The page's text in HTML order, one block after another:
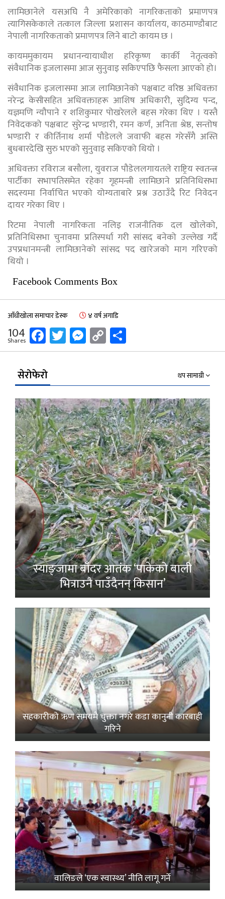
लामिछानेले यसअघि नै अमेरिकाको नागरिकताको प्रमाणपत्र
त्यागिसकेकाले तत्काल जिल्ला प्रशासन कार्यालय, काठमाण्डौबाट
नेपाली नागरिकताको प्रमाणपत्र लिने बाटो कायम छ ।
कायममुकायम प्रधानन्यायाधीश हरिकृष्ण कार्की नेतृत्वको
संवैधानिक इजलासमा आज सुनुवाइ सकिएपछि फैसला आएको हो।
संवैधानिक इजलासमा आज लामिछानेको पक्षबाट वरिष्ठ अधिवक्ता
नरेन्द्र केसीसहित अधिवक्ताहरू आशिष अधिकारी, सुदिग्य पन्द,
यज्ञमणि न्यौपाने र शशिकुमार पोखरेलले बहस गरेका थिए । यस्तै
निवेदकको पक्षबाट सुरेन्द्र भण्डारी, रमन कर्ण, अनिता श्रेष्ठ, सन्तोष
भण्डारी र कीर्तिनाथ शर्मा पौडेलले जवाफी बहस गरेसँगै अस्ति
बुधबारदेखि सुरु भएको सुनुवाइ सकिएको थियो ।
अधिवक्ता रविराज बसौला, युवराज पौडेललगायतले राष्ट्रिय स्वतन्त्र
पार्टीका सभापतिसमेत रहेका गृहमन्त्री लामिछाने प्रतिनिधिसभा
सदस्यमा निर्वाचित भएको योग्यताबारे प्रश्न उठाउँदै रिट निवेदन
दायर गरेका थिए ।
रिटमा नेपाली नागरिकता नलिइ राजनीतिक दल खोलेको,
प्रतिनिधिसभा चुनावमा प्रतिस्पर्धा गरी सांसद बनेको उल्लेख गर्दै
उपप्रधानमन्त्री लामिछानेको सांसद पद खारेजको माग गरिएको
थियो ।
Facebook Comments Box
आँधीखोला समाचार डेस्क ४ वर्ष अगाडि
104
Shares Facebook
Twitter
Messenger
Copy
Link
सेरोफेरो थप सामाग्री
स्याङ्जामा बाँदर आतंक ‘पाकेको बाली
भित्राउनै पाउँदैनन् किसान’
सहकारीको ऋण समयमै चुक्ता नगरे कडा कानुनी कारबाही
गरिने
वालिङले ‘एक स्वास्थ्य’ नीति लागू गर्ने